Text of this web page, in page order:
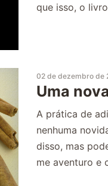
que isso, o
02 de dezembro de
Uma
A prática de
nenhuma
disso, mas
me aventuro e